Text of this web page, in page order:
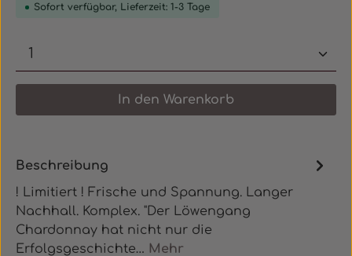
Sofort verfügbar, Lieferzeit: 1-3 Tage
Produkt Anzahl: Gib den
In den Warenkorb
Beschreibung
! Limitiert ! Frische und Spannung. Langer
Nachhall. Komplex. "Der Löwengang
Chardonnay hat nicht nur die
Erfolgsgeschichte… Mehr